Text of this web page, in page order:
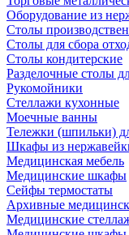
Оборудование из
Столы
Столы для сбора
Столы кондитерские
Разделочные столы
Рукомойники
Стеллажи кухонные
Моечные ванны
Тележки (шпильки)
Шкафы из
Медицинская мебель
Медицинские шкафы
Сейфы термостаты
Архивные
Медицинские